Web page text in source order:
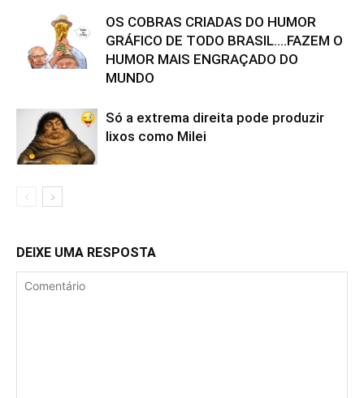
OS COBRAS CRIADAS DO HUMOR
GRÁFICO DE TODO BRASIL….FAZEM O
HUMOR MAIS ENGRAÇADO DO
MUNDO
Só a extrema direita pode produzir
lixos como Milei
DEIXE UMA RESPOSTA